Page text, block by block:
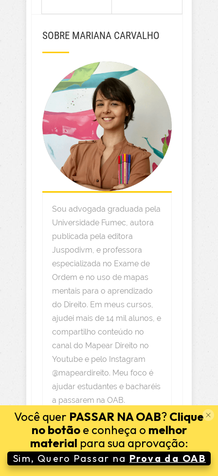
SOBRE MARIANA CARVALHO
Sou advogada graduada pela
Universidade Fumec, autora
publicada pela editora
Juspodivm, e professora
especializada no Exame de
Ordem e no uso de mapas
mentais para o aprendizado
do Direito. Em meus cursos,
ajudei mais de 14 mil alunos, e
compartilho conteúdo no
canal do Mapear Direito no
Youtube e pelo Instagram
@mapeardireito. Meu foco é
ajudar estudantes e bacharéis
a passarem na OAB.
Você quer PASSAR NA OAB? Clique
no botãoe conheça o melhor
material para sua aprovação:
Sim, Quero Passar na Prova da OAB